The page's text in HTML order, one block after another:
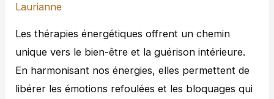
Laurianne
Les thérapies énergétiques offrent un chemin
unique vers le bien-être et la guérison intérieure.
En harmonisant nos énergies, elles permettent de
libérer les émotions refoulées et les bloquages qui